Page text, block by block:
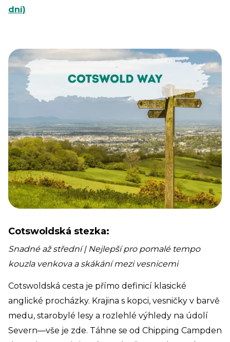
dní)
Cotswoldská stezka:
Snadné až střední | Nejlepší pro pomalé tempo
kouzla venkova a skákání mezi vesnicemi
Cotswoldská cesta je přímo definicí klasické
anglické procházky. Krajina s kopci, vesničky v barvě
medu, starobylé lesy a rozlehlé výhledy na údolí
Severn—vše je zde. Táhne se od Chipping Campden